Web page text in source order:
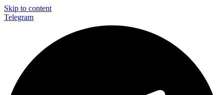
Skip to content
Telegram